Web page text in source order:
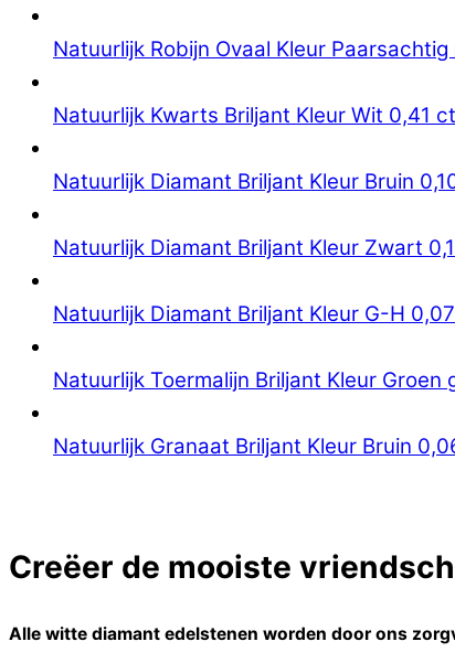
Natuurlijk Robijn Ovaal Kleur
Natuurlijk Kwarts Briljant Kleur Wit 0,41
Natuurlijk Diamant Briljant Kleur Bruin
Natuurlijk Diamant Briljant Kleur Zwart
Natuurlijk Diamant Briljant Kleur G-H
Natuurlijk Toermalijn Briljant Kleur Groen
Natuurlijk Granaat Briljant Kleur Bruin
Creëer de mooiste
Alle witte diamant edelstenen worden door ons